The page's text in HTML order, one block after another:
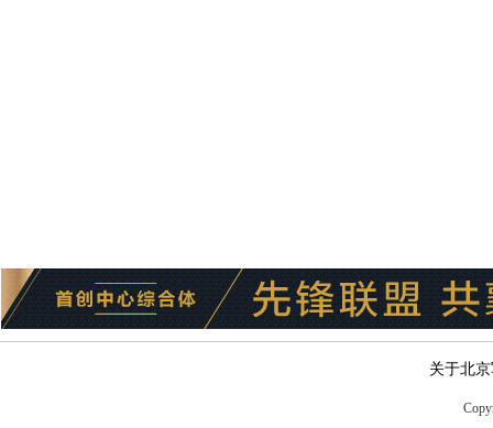
关于北